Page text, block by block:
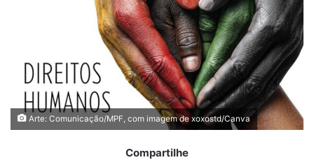
Arte: Comunicação/MPF, com imagem de xoxostd/Canva
Compartilhe